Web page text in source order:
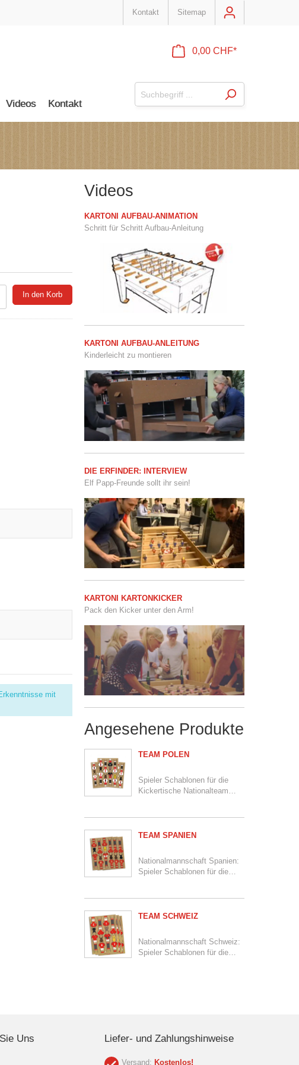
Kontakt Sitemap
0,00 CHF*
Videos Kontakt
Videos
KARTONI AUFBAU-ANIMATION
Schritt für Schritt Aufbau-Anleitung
KARTONI AUFBAU-ANLEITUNG
Kinderleicht zu montieren
DIE ERFINDER: INTERVIEW
Elf Papp-Freunde sollt ihr sein!
KARTONI KARTONKICKER
Pack den Kicker unter den Arm!
Angesehene Produkte
TEAM POLEN
Spieler Schablonen für die
Kickertische Nationalteam
TEAM SPANIEN
Nationalmannschaft Spanien:
Spieler Schablonen für die
TEAM SCHWEIZ
Nationalmannschaft Schweiz:
Spieler Schablonen für die
In den Korb
mit
Uns Liefer- und Zahlungshinweise
Versand: Kostenlos!